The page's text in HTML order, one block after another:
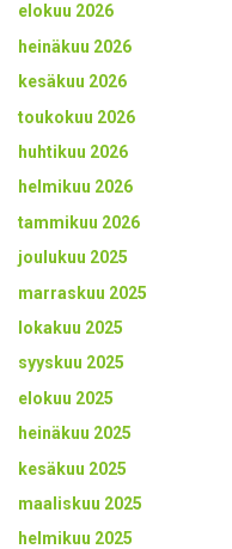
elokuu 2026
heinäkuu 2026
kesäkuu 2026
toukokuu 2026
huhtikuu 2026
helmikuu 2026
tammikuu 2026
joulukuu 2025
marraskuu 2025
lokakuu 2025
syyskuu 2025
elokuu 2025
heinäkuu 2025
kesäkuu 2025
maaliskuu 2025
helmikuu 2025